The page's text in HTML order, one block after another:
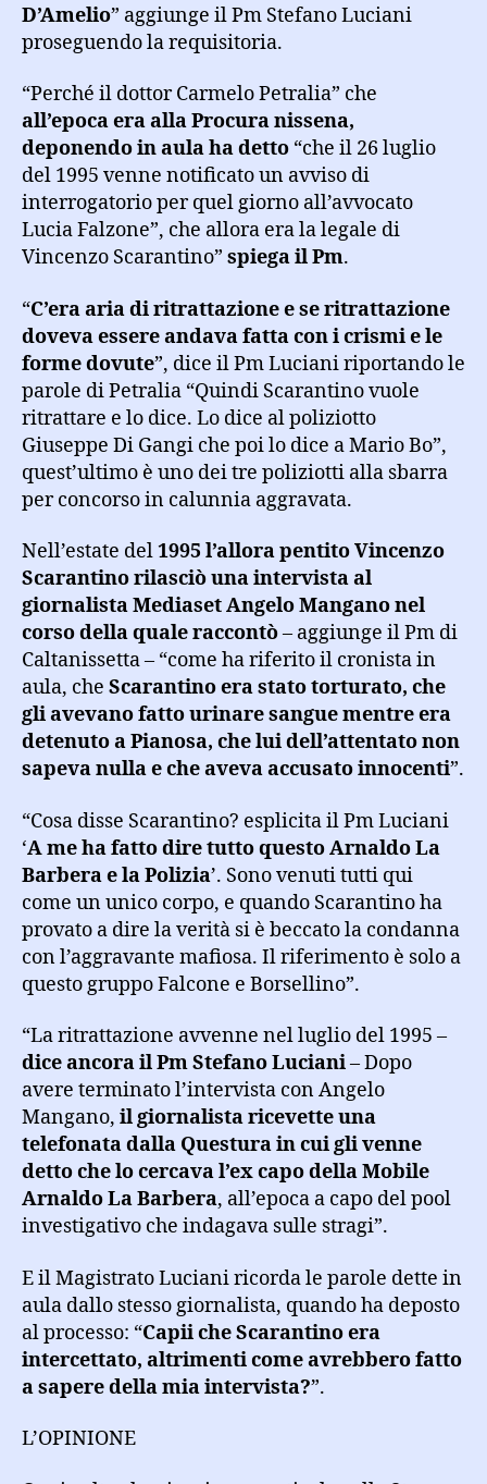
D’Amelio” aggiunge il Pm Stefano Luciani
proseguendo la requisitoria.
“Perché il dottor Carmelo Petralia” che
all’epoca era alla Procura nissena,
deponendo in aula ha detto “che il 26 luglio
del 1995 venne notificato un avviso di
interrogatorio per quel giorno all’avvocato
Lucia Falzone”, che allora era la legale di
Vincenzo Scarantino” spiega il Pm.
“C’era aria di ritrattazione e se ritrattazione
doveva essere andava fatta con i crismi e le
forme dovute”, dice il Pm Luciani riportando le
parole di Petralia “Quindi Scarantino vuole
ritrattare e lo dice. Lo dice al poliziotto
Giuseppe Di Gangi che poi lo dice a Mario Bo”,
quest’ultimo è uno dei tre poliziotti alla sbarra
per concorso in calunnia aggravata.
Nell’estate del1995 l’allora pentito Vincenzo
Scarantino rilasciò una intervista al
giornalista Mediaset Angelo Mangano nel
corso della quale raccontò– aggiunge il Pm di
Caltanissetta – “come ha riferito il cronista in
aula, che Scarantino era stato torturato, che
gli avevano fatto urinare sangue mentre era
detenuto a Pianosa, che lui dell’attentato non
sapeva nulla e che aveva accusato innocenti”.
“Cosa disse Scarantino? esplicita il Pm Luciani
‘A me ha fatto dire tutto questo Arnaldo La
Barbera e la Polizia’. Sono venuti tutti qui
come un unico corpo, e quando Scarantino ha
provato a dire la verità si è beccato la condanna
con l’aggravante mafiosa. Il riferimento è solo a
questo gruppo Falcone e Borsellino”.
“La ritrattazione avvenne nel luglio del 1995 –
dice ancora il Pm Stefano Luciani– Dopo
avere terminato l’intervista con Angelo
Mangano, il giornalista ricevette una
telefonata dalla Questura in cui gli venne
detto che lo cercava l’ex capo della Mobile
Arnaldo La Barbera, all’epoca a capo del pool
investigativo che indagava sulle stragi”.
E il Magistrato Luciani ricorda le parole dette in
aula dallo stesso giornalista, quando ha deposto
al processo: “Capii che Scarantino era
intercettato, altrimenti come avrebbero fatto
a sapere della mia intervista?”.
L’OPINIONE